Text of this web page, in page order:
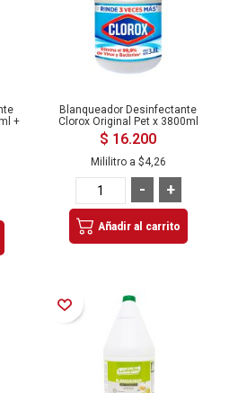
+
Blanqueador Desinfectante
Clorox Original Pet x 3800ml
$ 16.200
Mililitro a $4,26
+
-
Añadir al carrito
Añadir a la Lista de Deseos